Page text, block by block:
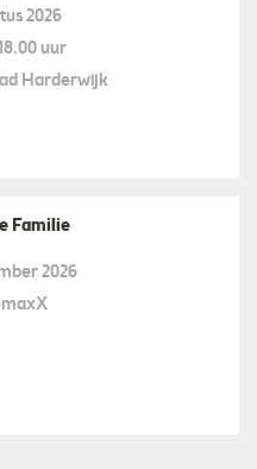
2026
uur
Harderwijk
Familie
2026